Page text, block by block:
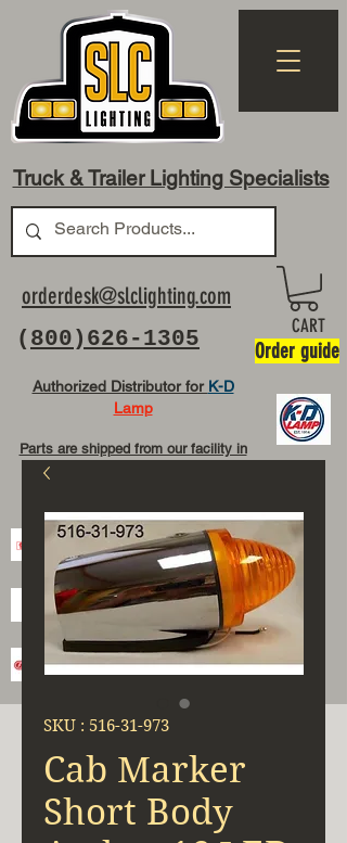
Truck & Trailer Lighting Specialists
( 800)626-1305
orderdesk@slclighting.com
Authorized Distributor for K-D
Lamp
Parts are shipped from our facility in
CART
Order guide
SKU : 516-31-973
Cab Marker
Short Body